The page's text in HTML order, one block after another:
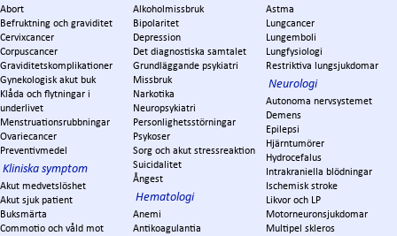
Abort
Befruktning och graviditet
Cervixcancer
Corpuscancer
Graviditetskomplikationer
Gynekologisk akut buk
Klåda och flytningar i
underlivet
Menstruationsrubbningar
Ovariecancer
Preventivmedel
Kliniska symptom
Akut medvetslöshet
Akut sjuk patient
Buksmärta
Commotio och våld mot
Alkoholmissbruk
Bipolaritet
Depression
Det diagnostiska samtalet
Grundläggande psykiatri
Missbruk
Narkotika
Neuropsykiatri
Personlighetsstörningar
Psykoser
Sorg och akut stressreaktion
Suicidalitet
Ångest
Hematologi
Anemi
Antikoagulantia
Astma
Lungcancer
Lungemboli
Lungfysiologi
Restriktiva lungsjukdomar
Neurologi
Autonoma nervsystemet
Demens
Epilepsi
Hjärntumörer
Hydrocefalus
Intrakraniella blödningar
Ischemisk stroke
Likvor och LP
Motorneuronsjukdomar
Multipel skleros